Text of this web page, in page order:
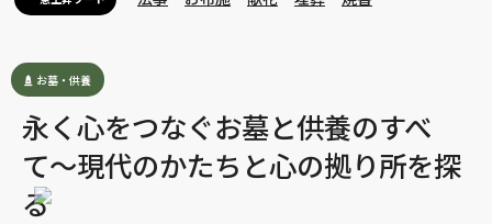
お墓・供養
永く心をつなぐお墓と供養のすべ
て〜現代のかたちと心の拠り所を探
る